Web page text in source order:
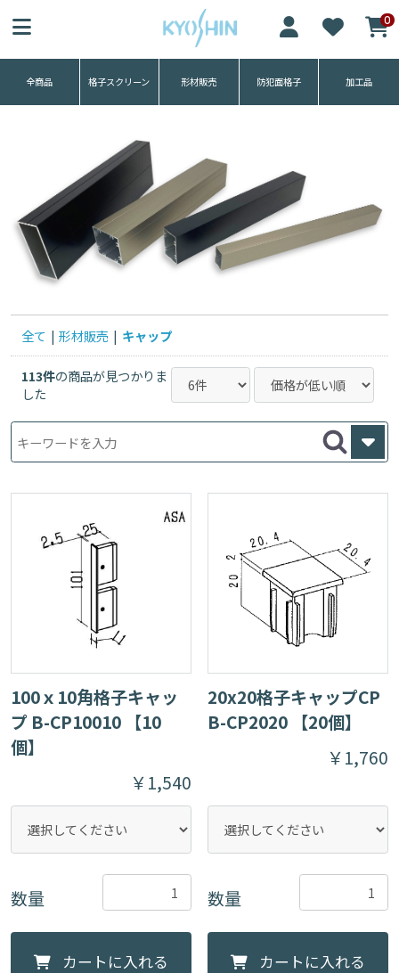
協伸アルミ工業株式0
全商品 格子スクリーン 形材販売
平笠木
手摺
角パイプ
固定金具
樹脂
防犯面格子
四方枠ルーバー格
子
四方枠目隠しサン
ブラ
四方枠ダイヤ格子
四方枠目隠しパネ
加工品
全て | 形材販売 | キャップ
113件の商品が見つかりま
した
100ｘ10角格子キャッ
プ B-CP10010 【10
個】
￥1,540
数量
カートに入れる
20x20格子キャップCP
B-CP2020 【20個】
￥1,760
数量
カートに入れる